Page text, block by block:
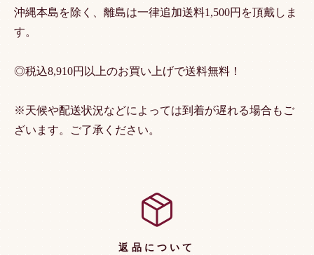
沖縄本島を除く、離島は一律追加送料1,500円を頂戴しま
す。
◎税込8,910円以上のお買い上げで送料無料！
※天候や配送状況などによっては到着が遅れる場合もご
ざいます。ご了承ください。
返品について